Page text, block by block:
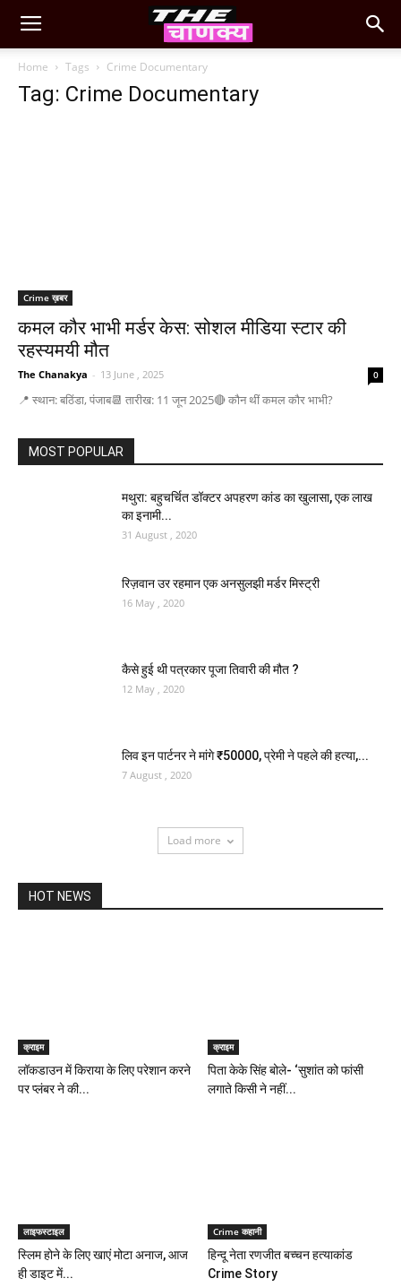
Home Tags Crime Documentary
Tag: Crime Documentary
Crime ख़बर
कमल कौर भाभी मर्डर केस: सोशल मीडिया स्टार की
रहस्यमयी मौत
The Chanakya - 13 June , 2025 0
📍 स्थान: बठिंडा, पंजाब📆 तारीख: 11 जून 2025🔴 कौन थीं कमल कौर भाभी?
MOST POPULAR
मथुरा: बहुचर्चित डॉक्टर अपहरण कांड का खुलासा, एक लाख
का इनामी...
31 August , 2020
रिज़वान उर रहमान एक अनसुलझी मर्डर मिस्ट्री
16 May , 2020
कैसे हुई थी पत्रकार पूजा तिवारी की मौत ?
12 May , 2020
लिव इन पार्टनर ने मांगे ₹50000, प्रेमी ने पहले की हत्‍या,...
7 August , 2020
Load more
HOT NEWS
क्राइम
लॉकडाउन में किराया के लिए परेशान करने
पर प्लंबर ने की...
क्राइम
पिता केके सिंह बोले- ‘सुशांत को फांसी
लगाते किसी ने नहीं...
लाइफस्टाइल
स्लिम होने के लिए खाएं मोटा अनाज, आज
ही डाइट में...
Crime कहानी
हिन्दू नेता रणजीत बच्चन हत्याकांड
Crime Story